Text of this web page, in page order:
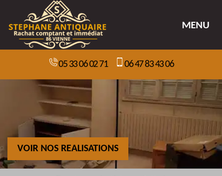
MENU
05 33 06 02 71 06 47 83 43 06
VOIR NOS REALISATIONS